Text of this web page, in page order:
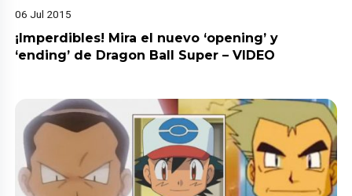
06 Jul 2015
¡Imperdibles! Mira el nuevo ‘opening’ y
‘ending’ de Dragon Ball Super – VIDEO